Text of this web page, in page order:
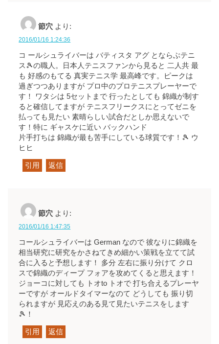
節穴 より:
2016/01/16 1:24:36
コ ールシュライバーは バティスタ アグ とならぶテニ
ス🎾の職人。日本人テニスファンから見ると 二人共 最
も 好感のもてる 真実テニス学 最高峰です。ピークは
過ぎつつありますが プロ中のプロテニスプレーヤーで
す！ ワタシは 5セットまで 行ったとしても 錦織が制す
ると確信してますが テニスフリークスにとってゼニを
払っても見たい 素晴らしい試合だとしか思えないで
す！特に ギャスケに近い バックハンド
片手打ちは 錦織が最も苦手にしている球質です！🎾 ウ
ヒヒ
引用 返信
節穴 より:
2016/01/16 1:47:35
コールシュライバーは German なので 彼なりに錦織を
相当研究に研究をかさねてきめ細かい策戦を立てて試
合に入ると予想します！ 多分 左右に振り分けて クロ
スで錦織のディープ フォアを攻めてくると思えます！
ジョーコに対しても トオto トオで 打ち合えるプレーヤ
ーですが オールドタイマーなのて どうしても 振り切
られますが 見応えのある見て見たいテニスをします
🎾！
引用 返信